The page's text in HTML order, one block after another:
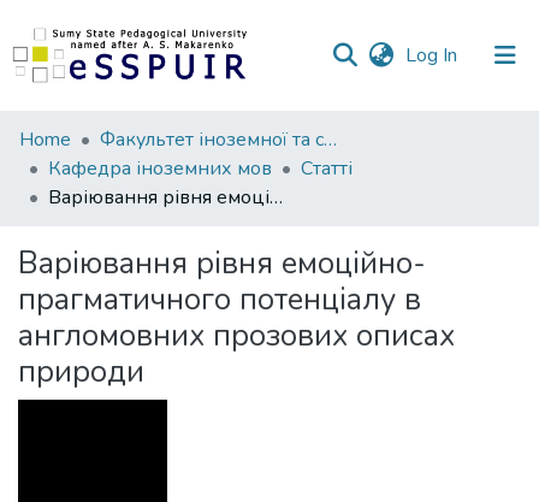
Log In (current)
Communities
&
Collections
Statistics
Home
Факультет іноземної та слов’янської філології
Кафедра іноземних мов
Статті
Варіювання рівня емоційно-прагматичного потенціалу в англомовних прозових описах природи
Варіювання рівня емоційно-
прагматичного потенціалу в
англомовних прозових описах
природи